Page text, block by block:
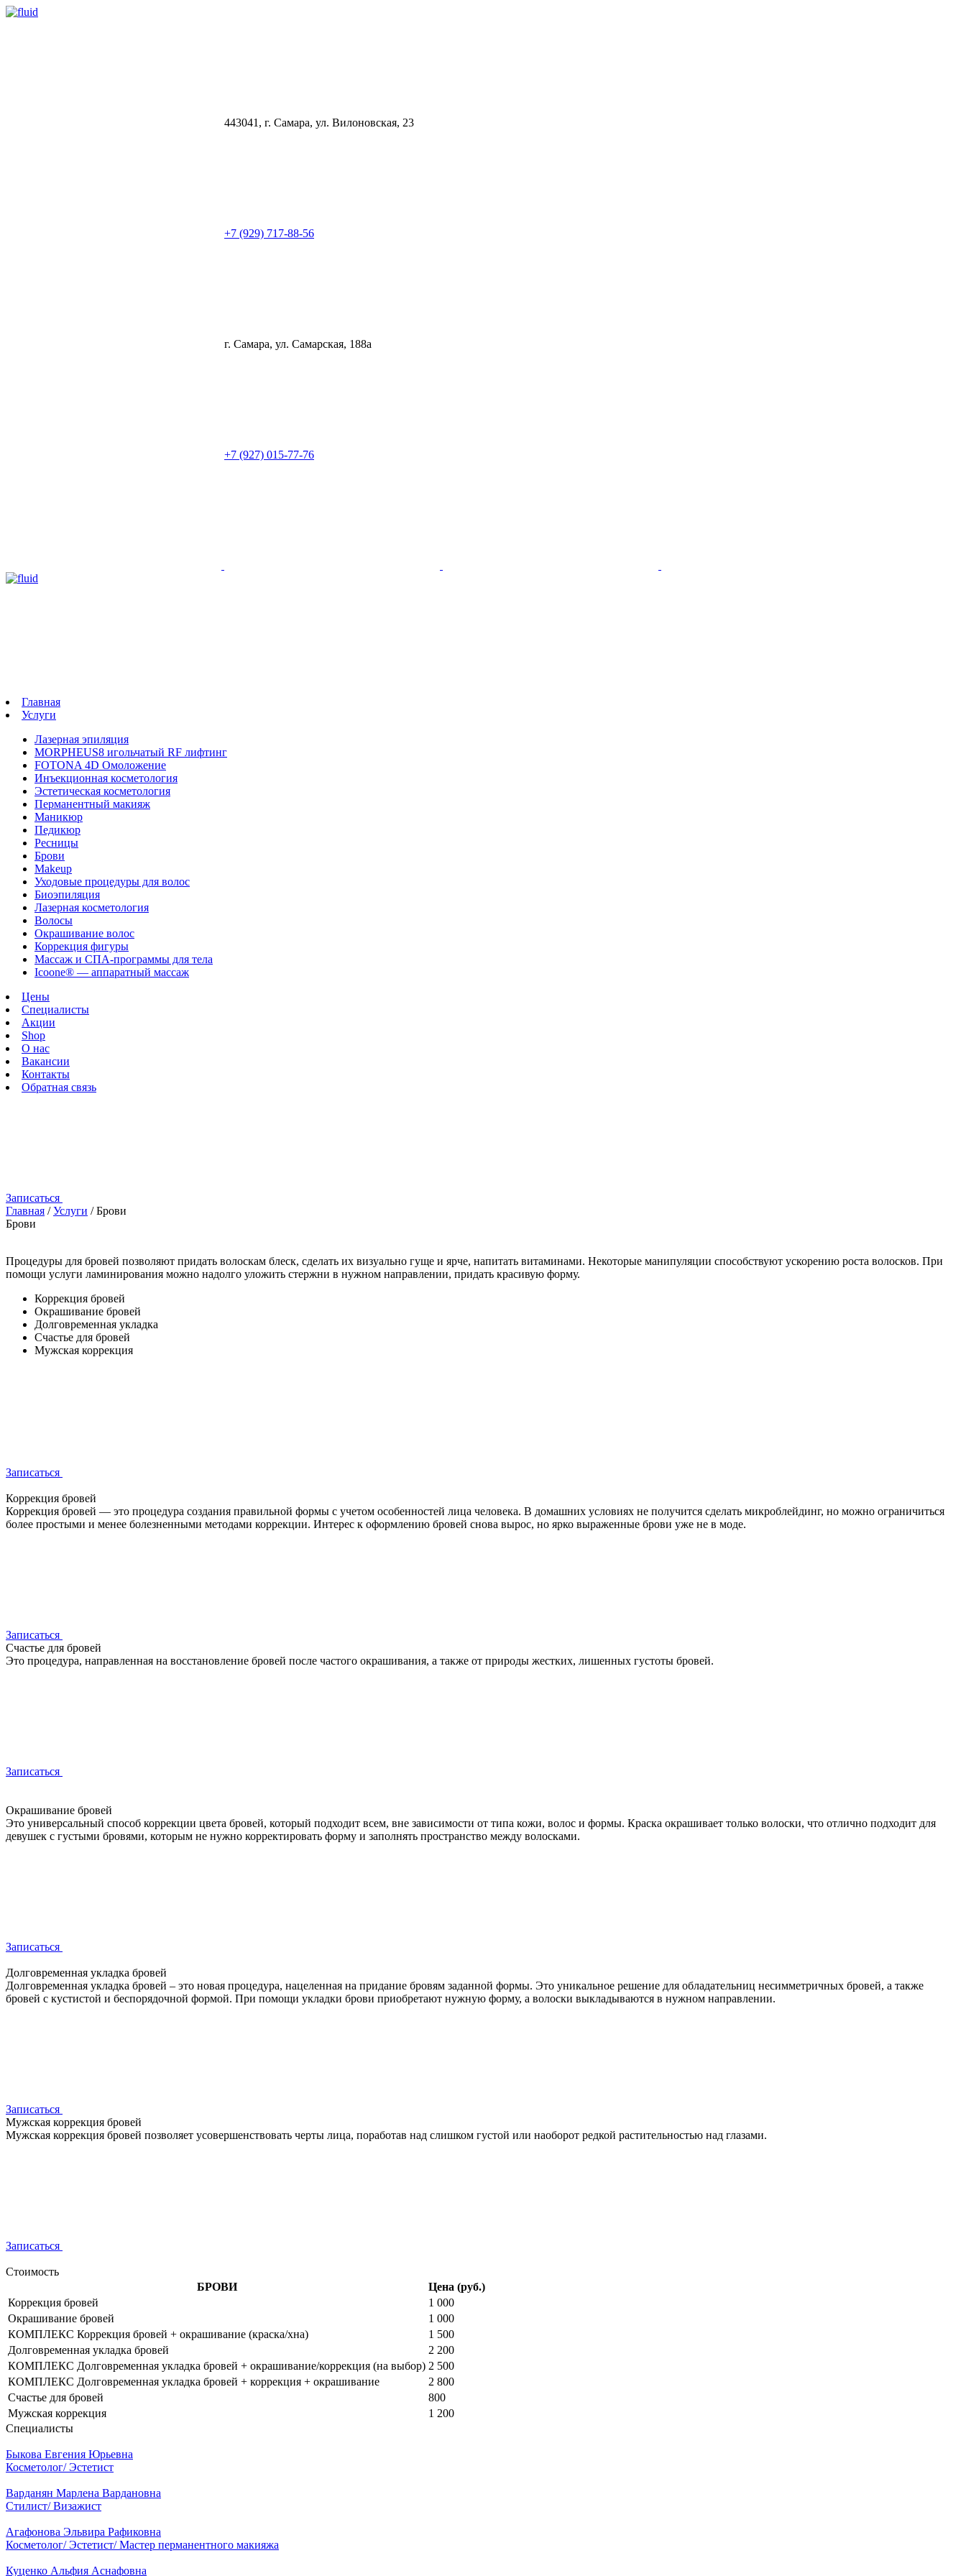
443041, г. Самара, ул. Вилоновская, 23
+7 (929) 717-88-56
г. Самара, ул. Самарская, 188а
+7 (927) 015-77-76
Главная
Услуги
Лазерная эпиляция
MORPHEUS8 игольчатый RF лифтинг
FOTONA 4D Омоложение
Инъекционная косметология
Эстетическая косметология
Перманентный макияж
Маникюр
Педикюр
Ресницы
Брови
Makeup
Уходовые процедуры для волос
Биоэпиляция
Лазерная косметология
Волосы
Окрашивание волос
Коррекция фигуры
Массаж и СПА-программы для тела
Icoone®️ — аппаратный массаж
Цены
Специалисты
Акции
Shop
О нас
Вакансии
Контакты
Обратная связь
Записаться
Брови
Главная /Услуги /Брови
Брови
Процедуры для бровей позволяют придать волоскам блеск, сделать их визуально гуще и ярче, напитать витаминами. Некоторые манипуляции способствуют ускорению роста волосков. При
помощи услуги ламинирования можно надолго уложить стержни в нужном направлении, придать красивую форму.
Коррекция бровей
Окрашивание бровей
Долговременная укладка
Счастье для бровей
Мужская коррекция
Записаться
Коррекция бровей
Коррекция бровей — это процедура создания правильной формы с учетом особенностей лица человека. В домашних условиях не получится сделать микроблейдинг, но можно ограничиться
более простыми и менее болезненными методами коррекции. Интерес к оформлению бровей снова вырос, но ярко выраженные брови уже не в моде.
Записаться
Счастье для бровей
Это процедура, направленная на восстановление бровей после частого окрашивания, а также от природы жестких, лишенных густоты бровей.
Записаться
Окрашивание бровей
Это универсальный способ коррекции цвета бровей, который подходит всем, вне зависимости от типа кожи, волос и формы. Краска окрашивает только волоски, что отлично подходит для
девушек с густыми бровями, которым не нужно корректировать форму и заполнять пространство между волосками.
Записаться
Долговременная укладка бровей
Долговременная укладка бровей – это новая процедура, нацеленная на придание бровям заданной формы. Это уникальное решение для обладательниц несимметричных бровей, а также
бровей с кустистой и беспорядочной формой. При помощи укладки брови приобретают нужную форму, а волоски выкладываются в нужном направлении.
Записаться
Мужская коррекция бровей
Мужская коррекция бровей позволяет усовершенствовать черты лица, поработав над слишком густой или наоборот редкой растительностью над глазами.
Записаться
Стоимость
БРОВИ
Цена (руб.)
Коррекция бровей
1 000
Окрашивание бровей
1 000
КОМПЛЕКС Коррекция бровей + окрашивание (краска/хна)
1 500
Долговременная укладка бровей
2 200
КОМПЛЕКС Долговременная укладка бровей + окрашивание/коррекция (на выбор) 2 500
КОМПЛЕКС Долговременная укладка бровей + коррекция + окрашивание
2 800
Счастье для бровей
800
Мужская коррекция
1 200
Специалисты
Быкова Евгения Юрьевна
Косметолог/ Эстетист
Варданян Марлена Вардановна
Стилист/ Визажист
Агафонова Эльвира Рафиковна
Косметолог/ Эстетист/ Мастер перманентного макияжа
Куценко Альфия Аснафовна